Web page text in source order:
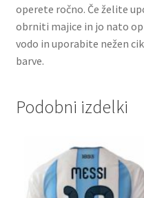
operete ročno. Če želite
obrniti majice in jo nato
vodo in uporabite nežen
barve.
Podobni izdelki